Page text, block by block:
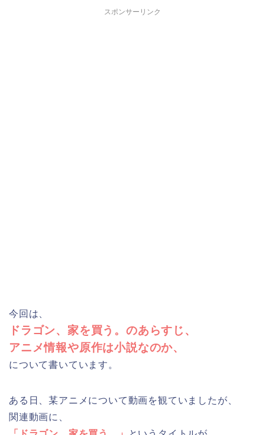
スポンサーリンク
今回は、
ドラゴン、家を買う。のあらすじ、
アニメ情報や原作は小説なのか、
について書いています。
ある日、某アニメについて動画を観ていましたが、
関連動画に、